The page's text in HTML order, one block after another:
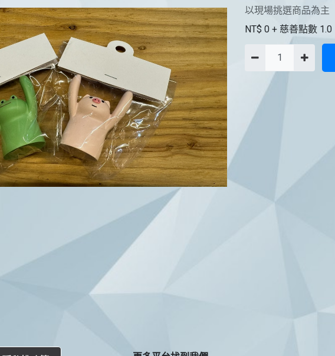
以現場挑選商品為主
NT$ 0 + 慈善點數 1.0